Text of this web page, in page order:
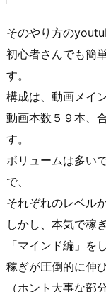
そのやり方の
初心者さんでも簡
す。
構成は、動画メイン
動画本数５９本、
す。
ボリュームは多い
で、
それぞれのレベル
しかし、本気で稼
「マインド編」を
稼ぎが圧倒的に伸び
（ホント大事な部